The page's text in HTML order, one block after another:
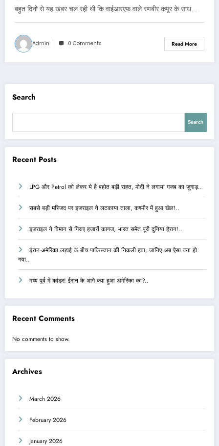
बहुत दिनों से यह खबर चल रही थी कि वाईआरएफ वाले रणबीर कपूर के साथ…
Admin 0 Comments Read More
Search
Search
Recent Posts
LPG और Petrol को लेकर ये है बहोत बड़ी राहत, मोदी ने लगाया गजब का जुगाड़..
सबसे बड़ी मस्जिद पर इजराइल ने लटकाया ताला, कश्मीर में हुआ खेल!..
इजराइल ने विमान से गिराए हजारों कागज, भारत समेत पूरी दुनिया हैरान!..
ईरान-अमेरिका लड़ाई के बीच पाकिस्तान की निकली हवा, जानिए अब ऐसा क्या हो
गया..
मध्य पूर्व में बवंडर! ईरान के आगे क्या हुआ अमेरिका का?..
Recent Comments
No comments to show.
Archives
March 2026
February 2026
January 2026